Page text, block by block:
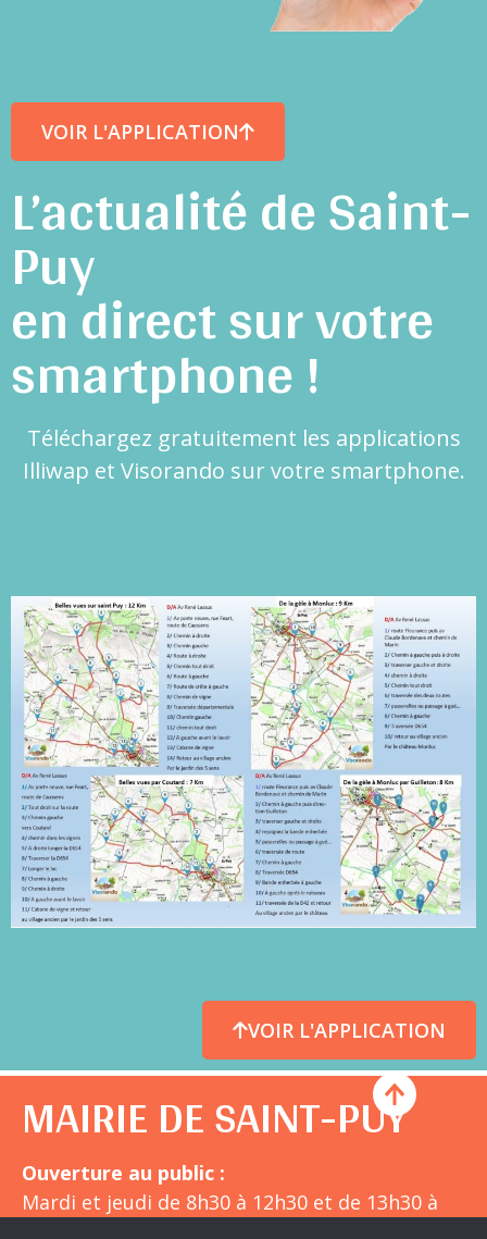
VOIR L'APPLICATION
L’actualité de Saint-
Puy
en direct sur votre
smartphone !
Téléchargez gratuitement les applications
Illiwap et Visorando sur votre smartphone.
VOIR L'APPLICATION
MAIRIE DE SAINT-PUY
Ouverture au public :
Mardi et jeudi de 8h30 à 12h30 et de 13h30 à